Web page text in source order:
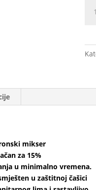
mikser
za 15%
u minimalno vremena.
u zaštitnoj čašici